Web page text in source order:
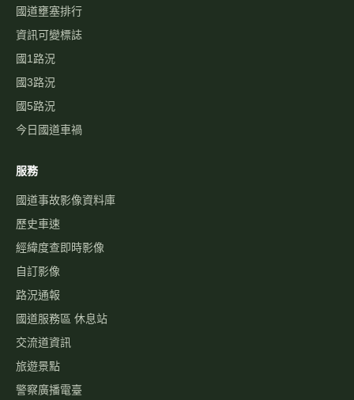
國道壅塞排行
資訊可變標誌
國1路況
國3路況
國5路況
今日國道車禍
服務
國道事故影像資料庫
歷史車速
經緯度查即時影像
自訂影像
路況通報
國道服務區 休息站
交流道資訊
旅遊景點
警察廣播電臺